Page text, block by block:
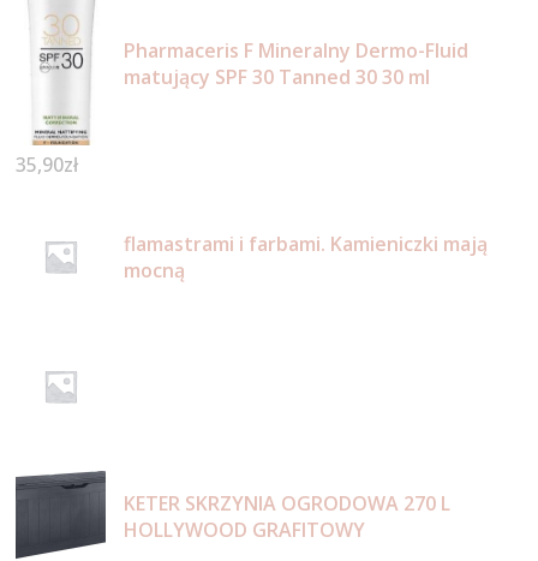
Pharmaceris F Mineralny Dermo-Fluid
matujący SPF 30 Tanned 30 30 ml
35,90zł
flamastrami i farbami. Kamieniczki mają
mocną
KETER SKRZYNIA OGRODOWA 270 L
HOLLYWOOD GRAFITOWY